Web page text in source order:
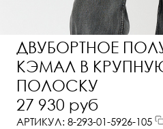
ДВУБОРТНОЕ
КЭМАЛ В
ПОЛОСКУ
27 930 руб
АРТИКУЛ: 8-293-01-5926-105